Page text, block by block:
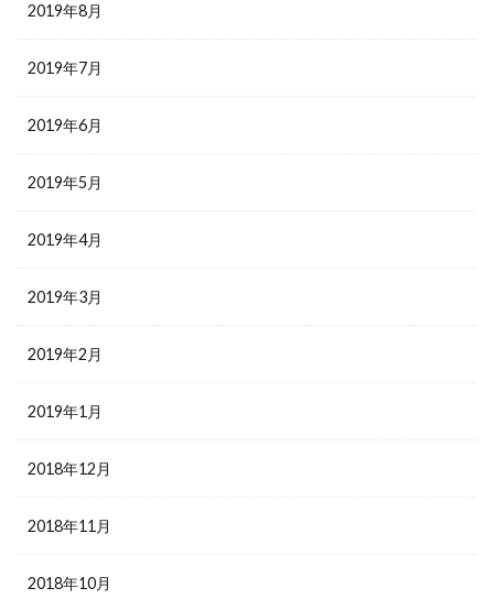
2019年8月
2019年7月
2019年6月
2019年5月
2019年4月
2019年3月
2019年2月
2019年1月
2018年12月
2018年11月
2018年10月